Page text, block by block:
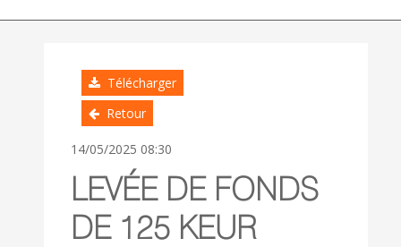
Télécharger
Retour
14/05/2025 08:30
LEVÉE DE FONDS
DE 125 KEUR